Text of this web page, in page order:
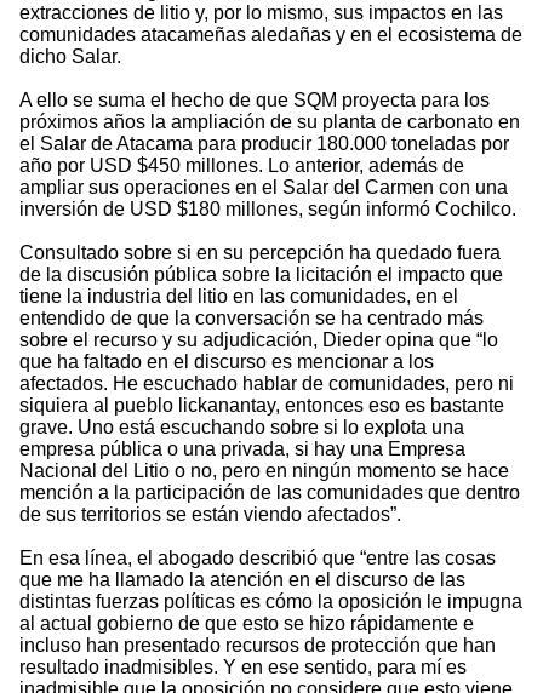
extracciones de litio y, por lo mismo, sus impactos en las
comunidades atacameñas aledañas y en el ecosistema de
dicho Salar.
A ello se suma el hecho de que SQM proyecta para los
próximos años la ampliación de su planta de carbonato en
el Salar de Atacama para producir 180.000 toneladas por
año por USD $450 millones. Lo anterior, además de
ampliar sus operaciones en el Salar del Carmen con una
inversión de USD $180 millones, según informó Cochilco.
Consultado sobre si en su percepción ha quedado fuera
de la discusión pública sobre la licitación el impacto que
tiene la industria del litio en las comunidades, en el
entendido de que la conversación se ha centrado más
sobre el recurso y su adjudicación, Dieder opina que “lo
que ha faltado en el discurso es mencionar a los
afectados. He escuchado hablar de comunidades, pero ni
siquiera al pueblo lickanantay, entonces eso es bastante
grave. Uno está escuchando sobre si lo explota una
empresa pública o una privada, si hay una Empresa
Nacional del Litio o no, pero en ningún momento se hace
mención a la participación de las comunidades que dentro
de sus territorios se están viendo afectados”.
En esa línea, el abogado describió que “entre las cosas
que me ha llamado la atención en el discurso de las
distintas fuerzas políticas es cómo la oposición le impugna
al actual gobierno de que esto se hizo rápidamente e
incluso han presentado recursos de protección que han
resultado inadmisibles. Y en ese sentido, para mí es